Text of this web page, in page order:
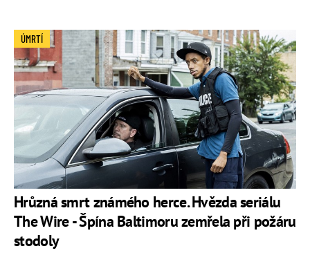
Hrůzná smrt známého herce. Hvězda seriálu
The Wire - Špína Baltimoru zemřela při požáru
stodoly
ÚMRTÍ